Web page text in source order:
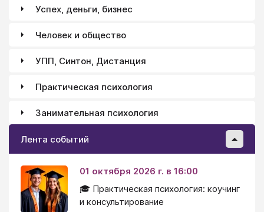
Успех, деньги, бизнес
Человек и общество
УПП, Синтон, Дистанция
Практическая психология
Занимательная психология
Лента событий
01 октября 2026 г. в 16:00
🎓 Практическая психология: коучинг
и консультирование